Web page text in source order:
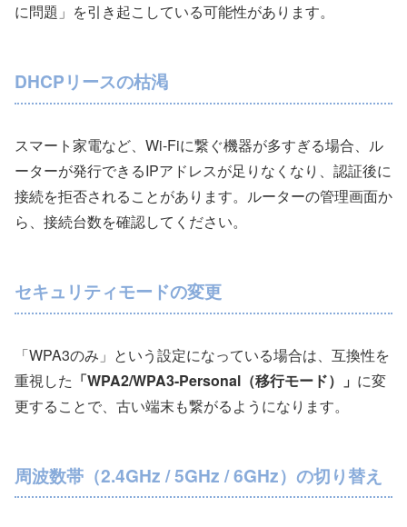
に問題」を引き起こしている可能性があります。
DHCPリースの枯渇
スマート家電など、Wi-Fiに繋ぐ機器が多すぎる場合、ル
ーターが発行できるIPアドレスが足りなくなり、認証後に
接続を拒否されることがあります。ルーターの管理画面か
ら、接続台数を確認してください。
セキュリティモードの変更
「WPA3のみ」という設定になっている場合は、互換性を
重視した 「WPA2/WPA3-Personal（移行モード）」 に変
更することで、古い端末も繋がるようになります。
周波数帯（2.4GHz / 5GHz / 6GHz）の切り替え